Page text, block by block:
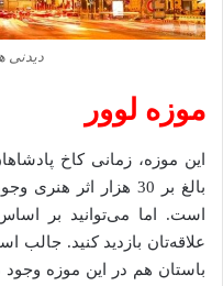
دیدنی
موزه لوور
این موزه، زمانی کاخ
بالغ بر 30 هزار اثر
است. اما می‌توانید بر
علاقه‌تان بازدید کنید. جالب
باستان هم در این موزه وجود